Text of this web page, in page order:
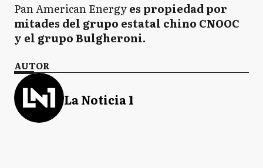
Pan American Energyes propiedad por
mitades del grupo estatal chino CNOOC
y el grupo Bulgheroni.
AUTOR
La Noticia 1